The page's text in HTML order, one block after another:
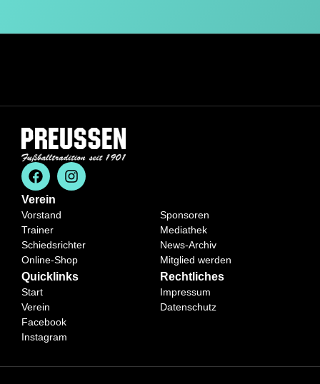
Quicklinks
Start
Verein
Facebook
Instagram
Verein
Vorstand
Trainer
Schiedsrichter
Online-Shop
Sponsoren
Mediathek
News-Archiv
Mitglied werden
Rechtliches
Impressum
Datenschutz